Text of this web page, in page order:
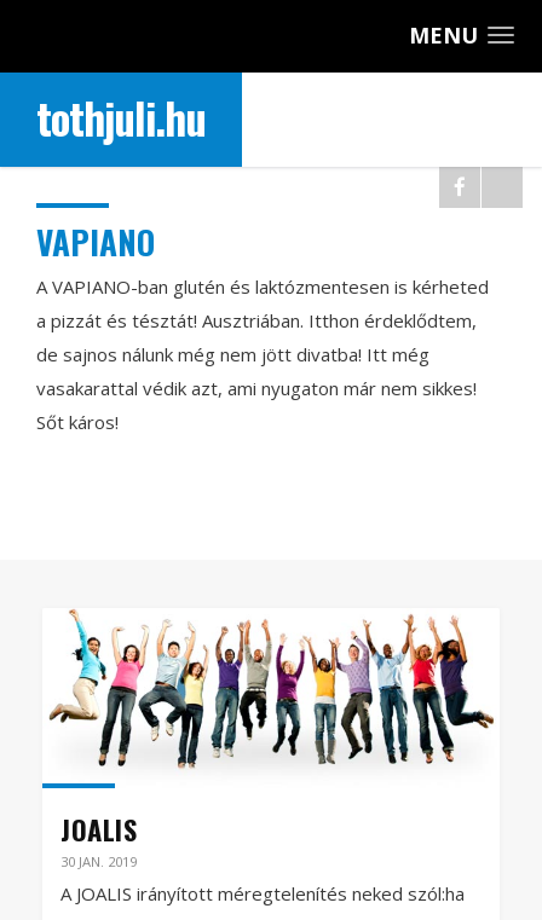
MENU
tothjuli.hu
VAPIANO
A VAPIANO-ban glutén és laktózmentesen is kérheted
a pizzát és tésztát! Ausztriában. Itthon érdeklődtem,
de sajnos nálunk még nem jött divatba! Itt még
vasakarattal védik azt, ami nyugaton már nem sikkes!
Sőt káros!
JOALIS
30 JAN. 2019
A JOALIS irányított méregtelenítés neked szól:ha